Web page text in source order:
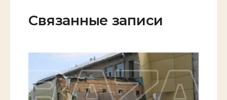
Связанные записи